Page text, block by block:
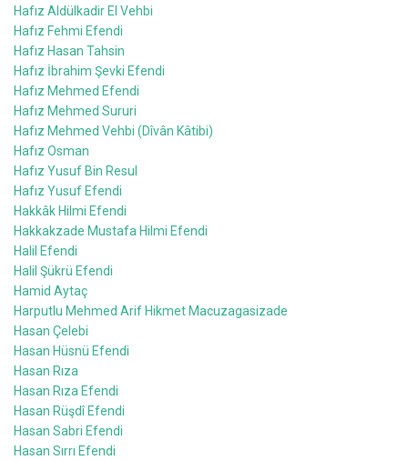
Hafız Aldülkadir El Vehbi
Hafız Fehmi Efendi
Hafız Hasan Tahsin
Hafız İbrahim Şevki Efendi
Hafız Mehmed Efendi
Hafız Mehmed Sururi
Hafız Mehmed Vehbi (Dîvân Kâtibi)
Hafız Osman
Hafız Yusuf Bin Resul
Hafız Yusuf Efendi
Hakkâk Hilmi Efendi
Hakkakzade Mustafa Hilmi Efendi
Halil Efendi
Halil Şükrü Efendi
Hamid Aytaç
Harputlu Mehmed Arif Hikmet Macuzagasizade
Hasan Çelebi
Hasan Hüsnü Efendi
Hasan Rıza
Hasan Rıza Efendi
Hasan Rüşdî Efendi
Hasan Sabri Efendi
Hasan Sırrı Efendi